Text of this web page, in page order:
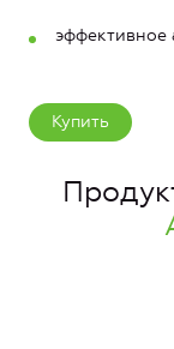
эффективное
Купить